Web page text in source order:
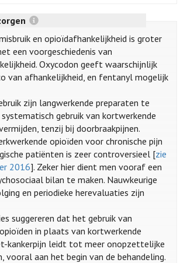
en opioïdafhankelijkheid is groter
een voorgeschiedenis van
Oxycodon geeft waarschijnlijk
van afhankelijkheid, en fentanyl mogelijk
zijn langwerkende preparaten te
gebruik van kortwerkende
tenzij bij doorbraakpijnen.
opioïden voor chronische pijn
patiënten is zeer controversieel [zie
2016]. Zeker hier dient men vooraf een
bilan te maken. Nauwkeurige
en periodieke herevaluaties zijn
suggereren dat het gebruik van
in plaats van kortwerkende
kankerpijn leidt tot meer onopzettelijke
vooral aan het begin van de behandeling.